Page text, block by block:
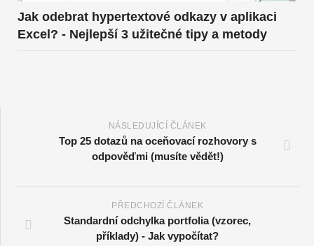
Jak odebrat hypertextové odkazy v aplikaci
Excel? - Nejlepší 3 užitečné tipy a metody
NÁSLEDUJÍCÍ ČLÁNEK
Top 25 dotazů na oceňovací rozhovory s
odpověďmi (musíte vědět!)
PŘEDCHOZÍ ČLÁNEK
Standardní odchylka portfolia (vzorec,
příklady) - Jak vypočítat?